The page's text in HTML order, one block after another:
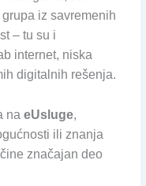
iz savremenih
– tu su i
internet, niska
digitalnih rešenja.
na eUsluge,
ili znanja
značajan deo